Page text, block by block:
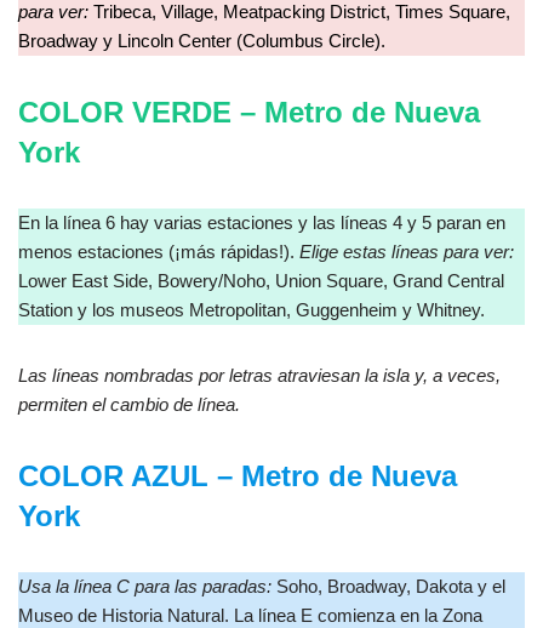
para ver: Tribeca, Village, Meatpacking District, Times Square,
Broadway y Lincoln Center (Columbus Circle).
COLOR VERDE – Metro de Nueva
York
En la línea 6 hay varias estaciones y las líneas 4 y 5 paran en
menos estaciones (¡más rápidas!). Elige estas líneas para ver:
Lower East Side, Bowery/Noho, Union Square, Grand Central
Station y los museos Metropolitan, Guggenheim y Whitney.
Las líneas nombradas por letras atraviesan la isla y, a veces,
permiten el cambio de línea.
COLOR AZUL – Metro de Nueva
York
Usa la línea C para las paradas: Soho, Broadway, Dakota y el
Museo de Historia Natural. La línea E comienza en la Zona